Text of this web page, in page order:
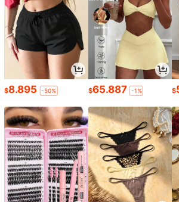
$8.895 -50% $65.887 -1% $